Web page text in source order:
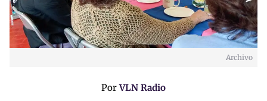
Archivo
PorVLN Radio